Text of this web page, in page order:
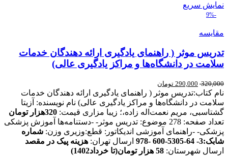
نمایش سریع
-9%
مقایسه
تدریس موثر ( راهنمای یادگیری ارائه دهندگان خدمات
سلامت در دانشگاه‌ها و مراکز یادگیری عالی)
320,000
290,000 تومان
نام کتاب:تدریس موثر ( راهنمای یادگیری ارائه دهندگان خدمات
سلامت در دانشگاه‌ها و مراکز یادگیری عالی) نام نویسنده: آزیتا
گشتاسبی، مریم نعمت‌اله زاده،؛ زیبا مزاری قیمت:
تعداد صفحه: 278 موضوع: تدریس موثر- -دستنامه‌ها آموزش پزشکی
پزشکی- -راهنمای آموزشی اندیکاتور: قطع:وزیری وزن: شماره
شابک:3- 64-5305-600 -978
ارسال تهران: هزینه پیک در مقصد
ارسال شهرستان: 58 هزار تومان(تا خرداد1402)